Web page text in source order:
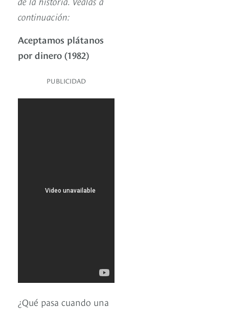
continuación:
Aceptamos plátanos
por dinero (1982)
PUBLICIDAD
¿Qué pasa cuando una